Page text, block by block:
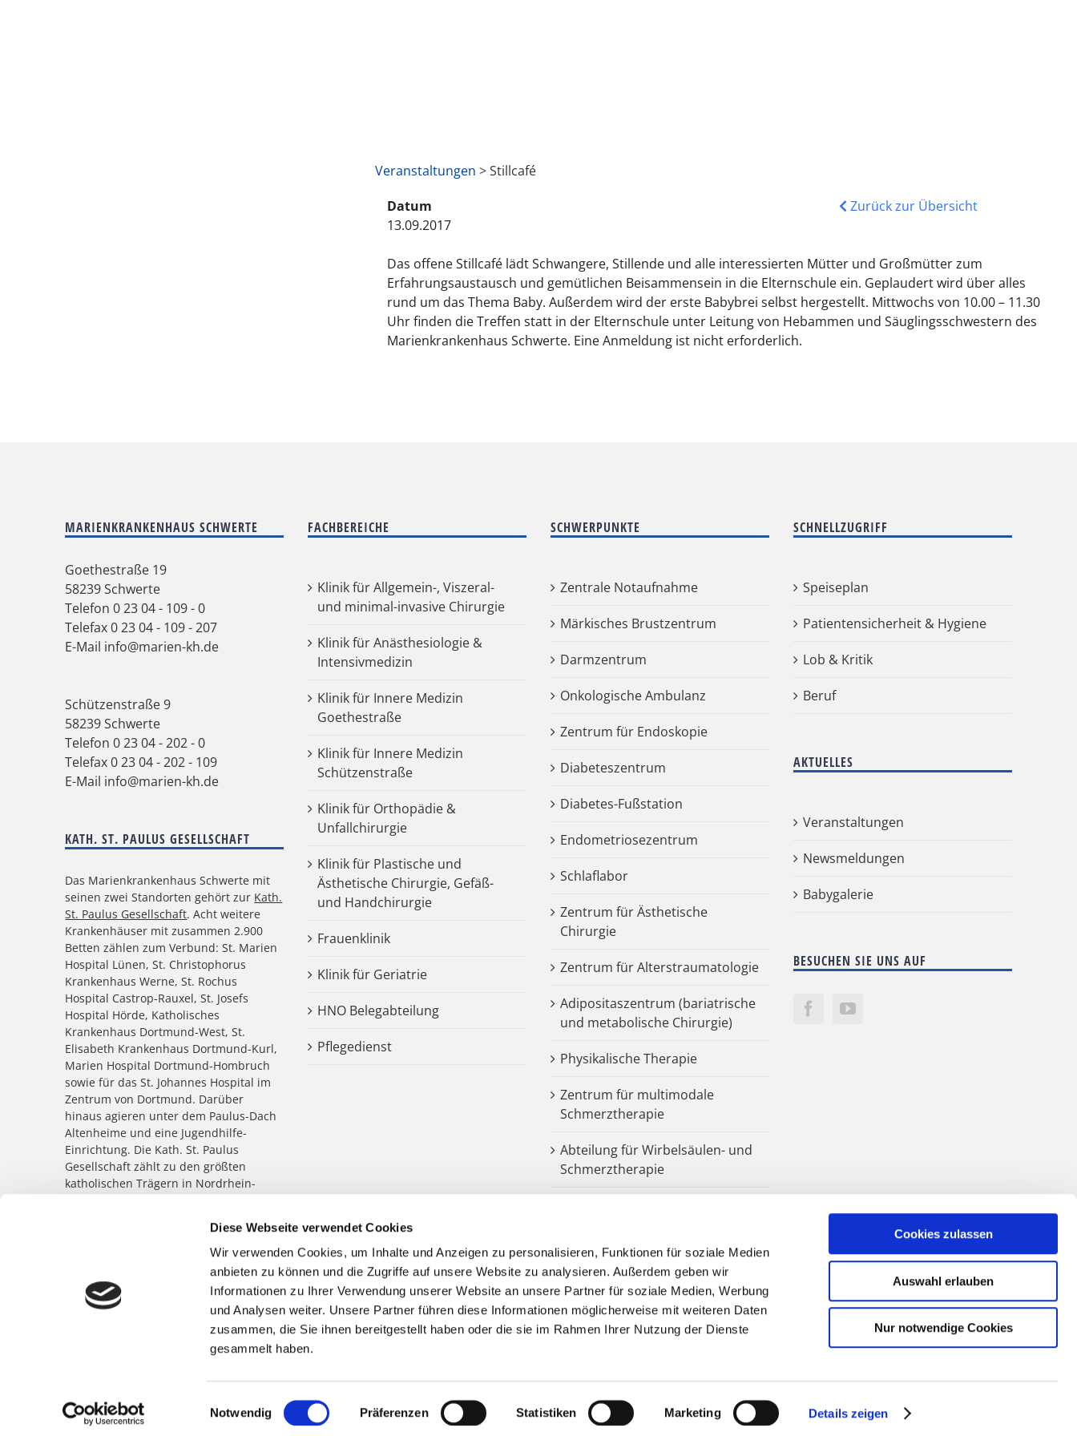
Diese Webseite verwendet Cookies
Wir verwenden Cookies, um Inhalte und Anzeigen zu personalisieren, Funktionen für soziale Medien
anbieten zu können und die Zugriffe auf unsere Website zu analysieren. Außerdem geben wir
Informationen zu Ihrer Verwendung unserer Website an unsere Partner für soziale Medien, Werbung
und Analysen weiter. Unsere Partner führen diese Informationen möglicherweise mit weiteren Daten
zusammen, die Sie ihnen bereitgestellt haben oder die sie im Rahmen Ihrer Nutzung der Dienste
gesammelt haben.
Einwilligungsauswahl
Notwendig Präferenzen Statistiken Marketing Details zeigen
Cookies zulassen
Auswahl erlauben
Nur notwendige Cookies
Veranstaltungen > Stillcafé
Datum
13.09.2017
Zurück zur Übersicht
Das offene Stillcafé lädt Schwangere, Stillende und alle interessierten Mütter und Großmütter zum
Erfahrungsaustausch und gemütlichen Beisammensein in die Elternschule ein. Geplaudert wird über alles
rund um das Thema Baby. Außerdem wird der erste Babybrei selbst hergestellt. Mittwochs von 10.00 – 11.30
Uhr finden die Treffen statt in der Elternschule unter Leitung von Hebammen und Säuglingsschwestern des
Marienkrankenhaus Schwerte. Eine Anmeldung ist nicht erforderlich.
MARIENKRANKENHAUS SCHWERTE
Goethestraße 19
58239 Schwerte
Telefon0 23 04 - 109 - 0
Telefax 0 23 04 - 109 - 207
E-Mail info@marien-kh.de
Schützenstraße 9
58239 Schwerte
Telefon0 23 04 - 202 - 0
Telefax 0 23 04 - 202 - 109
E-Mail info@marien-kh.de
KATH. ST. PAULUS GESELLSCHAFT
Das Marienkrankenhaus Schwerte mit
seinen zwei Standorten gehört zur Kath.
St. Paulus Gesellschaft. Acht weitere
Krankenhäuser mit zusammen 2.900
Betten zählen zum Verbund: St. Marien
Hospital Lünen, St. Christophorus
Krankenhaus Werne, St. Rochus
Hospital Castrop-Rauxel, St. Josefs
Hospital Hörde, Katholisches
Krankenhaus Dortmund-West, St.
Elisabeth Krankenhaus Dortmund-Kurl,
Marien Hospital Dortmund-Hombruch
sowie für das St. Johannes Hospital im
Zentrum von Dortmund. Darüber
hinaus agieren unter dem Paulus-Dach
Altenheime und eine Jugendhilfe-
Einrichtung. Die Kath. St. Paulus
Gesellschaft zählt zu den größten
katholischen Trägern in Nordrhein-
anvertrauten Patient:innen,
Bewohner:innen, Kinder und
FACHBEREICHE
Klinik für Allgemein-, Viszeral-
und minimal-invasive Chirurgie
Klinik für Anästhesiologie &
Intensivmedizin
Klinik für Innere Medizin
Goethestraße
Klinik für Innere Medizin
Schützenstraße
Klinik für Orthopädie &
Unfallchirurgie
Klinik für Plastische und
Ästhetische Chirurgie, Gefäß-
und Handchirurgie
Frauenklinik
Klinik für Geriatrie
HNO Belegabteilung
Pflegedienst
SCHWERPUNKTE
Zentrale Notaufnahme
Märkisches Brustzentrum
Darmzentrum
Onkologische Ambulanz
Zentrum für Endoskopie
Diabeteszentrum
Diabetes-Fußstation
Endometriosezentrum
Schlaflabor
Zentrum für Ästhetische
Chirurgie
Zentrum für Alterstraumatologie
Adipositaszentrum (bariatrische
und metabolische Chirurgie)
Physikalische Therapie
Zentrum für multimodale
Schmerztherapie
Abteilung für Wirbelsäulen- und
Schmerztherapie
Notarztstandort
Kooperationspartner
SCHNELLZUGRIFF
Speiseplan
Patientensicherheit & Hygiene
Lob & Kritik
Beruf
AKTUELLES
Veranstaltungen
Newsmeldungen
Babygalerie
BESUCHEN SIE UNS AUF
© Marienkrankenhaus Schwerte |Impressum| Datenschutz